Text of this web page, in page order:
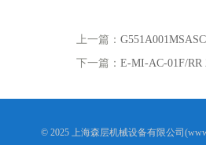
上一篇：
下一篇： E-MI-AC-01F/RR
© 2025 上海森层机械设备有限公司